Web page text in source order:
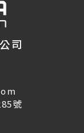
司
號